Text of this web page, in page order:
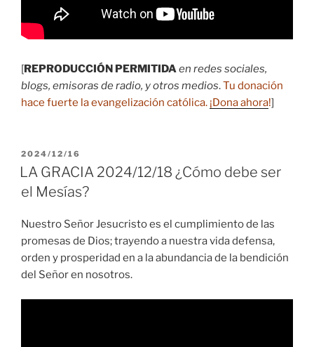
[REPRODUCCIÓN PERMITIDAen redes sociales,
blogs, emisoras de radio, y otros medios.Tu donación
hace fuerte la evangelización católica. ¡Dona ahora!]
PUBLICADO
EL
2024/12/16
LA GRACIA 2024/12/18 ¿Cómo debe ser
el Mesías?
Nuestro Señor Jesucristo es el cumplimiento de las
promesas de Dios; trayendo a nuestra vida defensa,
orden y prosperidad en a la abundancia de la bendición
del Señor en nosotros.